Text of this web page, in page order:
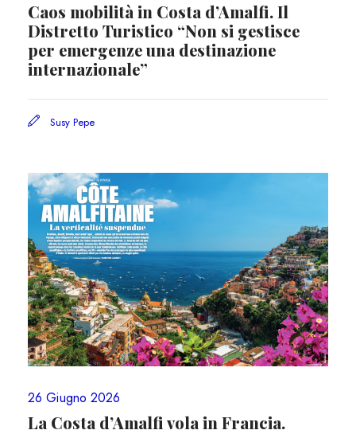
Caos mobilità in Costa d’Amalfi. Il
Distretto Turistico “Non si gestisce
per emergenze una destinazione
internazionale”
Susy Pepe
26 Giugno 2026
La Costa d’Amalfi vola in Francia.